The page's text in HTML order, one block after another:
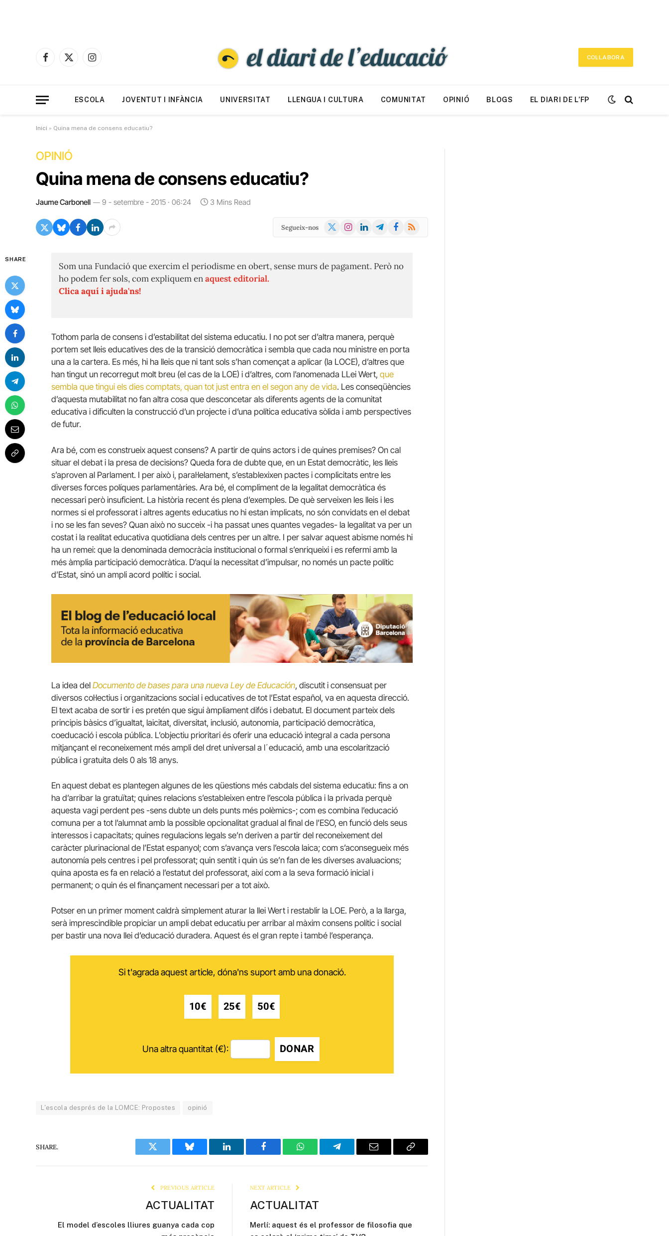
Facebook
X
Instagram
COL·LABORA
ESCOLA JOVENTUT I INFÀNCIA UNIVERSITAT LLENGUA I CULTURA COMUNITAT OPINIÓ BLOGS EL DIARI DE L’FP
Inici » Quina mena de consens educatiu?
OPINIÓ
Quina mena de consens educatiu?
Jaume Carbonell 9 - setembre - 2015 · 06:24 3 Mins Read
Segueix-nos
X
Instagram
LinkedInTelegramFacebook
RSS
SHARE
Som una Fundació que exercim el periodisme en obert, sense murs de pagament. Però no
ho podem fer sols, com expliquem enaquest editorial.
Clica aquí i ajuda'ns!
Tothom parla de consens i d’estabilitat del sistema educatiu. I no pot ser d’altra manera, perquè
portem set lleis educatives des de la transició democràtica i sembla que cada nou ministre en porta
una a la cartera. Es més, hi ha lleis que ni tant sols s’han començat a aplicar (la LOCE), d’altres que
han tingut un recorregut molt breu (el cas de la LOE) i d’altres, com l’anomenada LLei Wert, que
sembla que tingui els dies comptats, quan tot just entra en el segon any de vida. Les conseqüències
d’aquesta mutabilitat no fan altra cosa que desconcetar als diferents agents de la comunitat
educativa i dificulten la construcció d’un projecte i d’una política educativa sòlida i amb perspectives
de futur.
Ara bé, com es construeix aquest consens? A partir de quins actors i de quines premises? On cal
situar el debat i la presa de decisions? Queda fora de dubte que, en un Estat democràtic, les lleis
s’aproven al Parlament. I per això i, paral·lelament, s’establexixen pactes i complicitats entre les
diverses forces políques parlamentàries. Ara bé, el compliment de la legalitat democràtica és
necessari però insuficient. La història recent és plena d’exemples. De què serveixen les lleis i les
normes si el professorat i altres agents educatius no hi estan implicats, no són convidats en el debat
i no se les fan seves? Quan això no succeix -i ha passat unes quantes vegades- la legalitat va per un
costat i la realitat educativa quotidiana dels centres per un altre. I per salvar aquest abisme només hi
ha un remei: que la denominada democràcia institucional o formal s’enriqueixi i es refermi amb la
més àmplia participació democràtica. D’aquí la necessitat d’impulsar, no només un pacte polític
d’Estat, sinó un ampli acord polític i social.
La idea del Documento de bases para una nueva Ley de Educación, discutit i consensuat per
diversos col·lectius i organitzacions social i educatives de tot l’Estat español, va en aquesta direcció.
El text acaba de sortir i es pretén que sigui àmpliament difós i debatut. El document parteix dels
principis bàsics d’igualtat, laicitat, diversitat, inclusió, autonomia, participació democràtica,
coeducació i escola pública. L’objectiu prioritari és oferir una educació integral a cada persona
mitjançant el reconeixement més ampli del dret universal a l´educació, amb una escolarització
pública i gratuita dels 0 als 18 anys.
En aquest debat es plantegen algunes de les qüestions més cabdals del sistema educatiu: fins a on
ha d’arribar la gratuïtat; quines relacions s’estableixen entre l’escola pública i la privada perquè
aquesta vagi perdent pes -sens dubte un dels punts més polèmics-; com es combina l’educació
comuna per a tot l’alumnat amb la possible opcionalitat gradual al final de l’ESO, en funció dels seus
interessos i capacitats; quines regulacions legals se’n deriven a partir del reconeixement del
caràcter plurinacional de l’Estat espanyol; com s’avança vers l’escola laica; com s’aconsegueix més
autonomía pels centres i pel professorat; quin sentit i quin ús se’n fan de les diverses avaluacions;
quina aposta es fa en relació a l’estatut del professorat, així com a la seva formació inicial i
permanent; o quin és el finançament necessari per a tot això.
Potser en un primer moment caldrà simplement aturar la llei Wert i restablir la LOE. Però, a la llarga,
serà imprescindible propiciar un ampli debat educatiu per arribar al màxim consens polític i social
per bastir una nova llei d’educació duradera. Aquest és el gran repte i també l’esperança.
Si t'agrada aquest article, dóna'ns suport amb una donació.
10€ 25€ 50€
Una altra quantitat (€): DONAR
L'escola després de la LOMCE: Propostes opinió
SHARE.
Twitter Bluesky LinkedIn Facebook WhatsAppTelegram Email
Copy
PREVIOUS ARTICLE
ACTUALITAT
El model d’escoles lliures guanya cada cop
NEXT ARTICLE
ACTUALITAT
Merlí: aquest és el professor de filosofia que